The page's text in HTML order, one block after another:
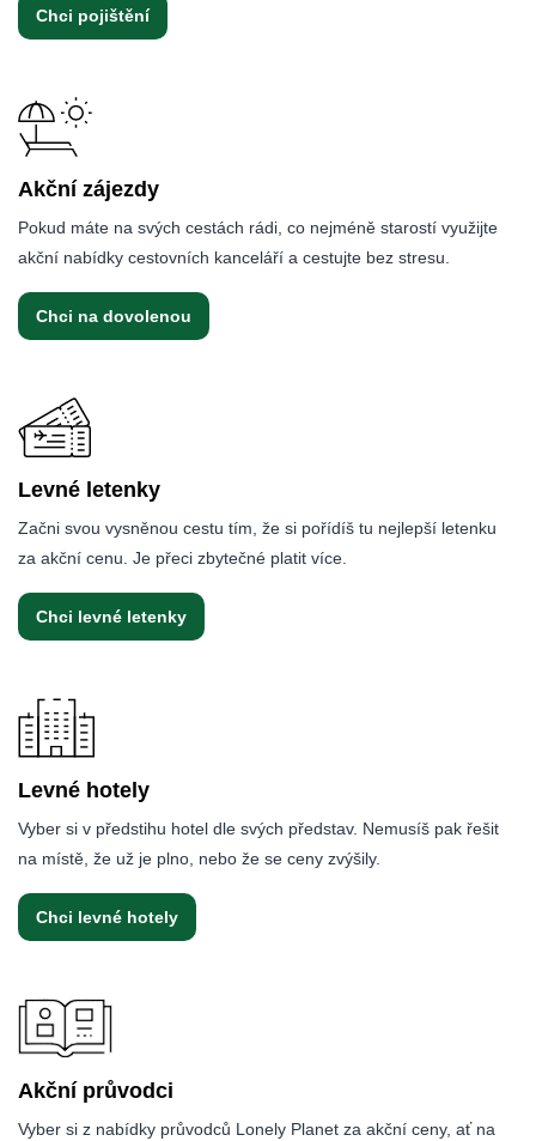
Chci pojištění
Akční zájezdy
Pokud máte na svých cestách rádi, co nejméně starostí využijte
akční nabídky cestovních kanceláří a cestujte bez stresu.
Chci na dovolenou
Levné letenky
Začni svou vysněnou cestu tím, že si pořídíš tu nejlepší letenku
za akční cenu. Je přeci zbytečné platit více.
Chci levné letenky
Levné hotely
Vyber si v předstihu hotel dle svých představ. Nemusíš pak řešit
na místě, že už je plno, nebo že se ceny zvýšily.
Chci levné hotely
Akční průvodci
Vyber si z nabídky průvodců Lonely Planet za akční ceny, ať na